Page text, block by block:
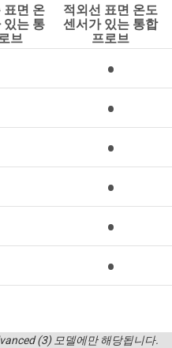
표면 온
있는 통
브
적외선 표면 온도
센서가 있는 통합
프로브
•
•
•
•
•
•
(3) 모델에만 해당됩니다.